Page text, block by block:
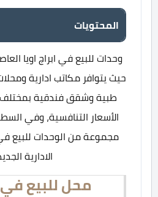
المحتويات
وحدات للبيع في ابراج اويا
حيث يتوافر مكاتب ادارية
طبية وشقق فندقية
الأسعار التنافسية، وفي
مجموعة من الوحدات للبيع في
الادارية
محل للبيع